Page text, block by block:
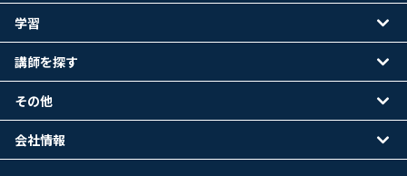
学習
講師を探す
その他
会社情報